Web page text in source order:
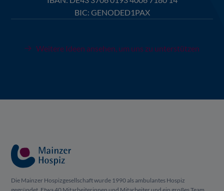
BIC: GENODED1PAX
Weitere Ideen ansehen, um uns zu unterstützen
Die Mainzer Hospizgesellschaft wurde 1990 als ambulantes Hospiz